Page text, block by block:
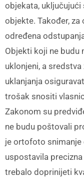
objekata,
objekte. Također,
određena
Objekti koji ne budu
uklonjeni, a
uklanjanja
trošak snositi
Zakonom su
ne budu poštovali
je ortofoto snimanje
uspostavila
trebalo doprinijeti